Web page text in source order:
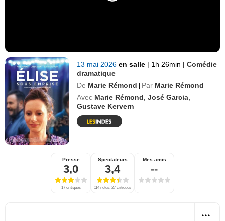
13 mai 2026en salle | 1h 26min | Comédie
dramatique
De Marie Rémond | Par Marie Rémond
Avec Marie Rémond ,José Garcia
Gustave Kervern
Presse
3,0
17 critiques
Spectateurs
3,4
114 notes, 27 critiques
Mes amis
--